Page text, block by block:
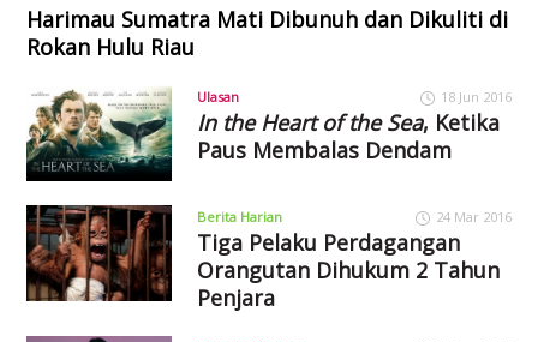
Harimau Sumatra Mati Dibunuh dan Dikuliti di
Rokan Hulu Riau
Ulasan 18 Jun 2016
In the Heart of the Sea, Ketika
Paus Membalas Dendam
Berita Harian 24 Mar 2016
Tiga Pelaku Perdagangan
Orangutan Dihukum 2 Tahun
Penjara